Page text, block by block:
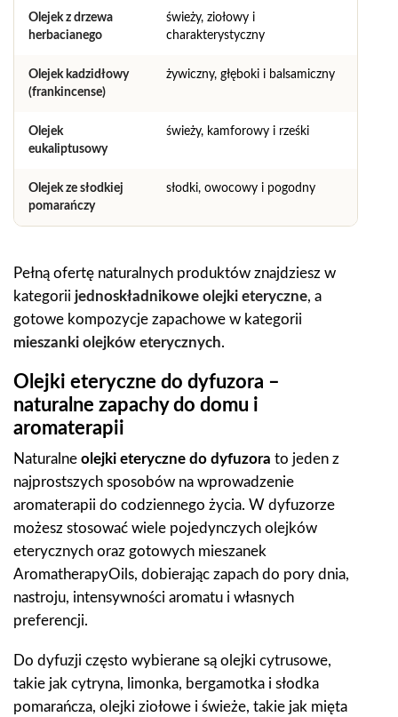
Olejek z drzewa
herbacianego
świeży, ziołowy i
charakterystyczny
Olejek kadzidłowy
(frankincense)
żywiczny, głęboki i balsamiczny
Olejek
eukaliptusowy
świeży, kamforowy i rześki
Olejek ze słodkiej
pomarańczy
słodki, owocowy i pogodny
Pełną ofertę naturalnych produktów znajdziesz w
kategorii jednoskładnikowe olejki eteryczne, a
gotowe kompozycje zapachowe w kategorii
mieszanki olejków eterycznych.
Olejki eteryczne do dyfuzora –
naturalne zapachy do domu i
aromaterapii
Naturalne olejki eteryczne do dyfuzora to jeden z
najprostszych sposobów na wprowadzenie
aromaterapii do codziennego życia. W dyfuzorze
możesz stosować wiele pojedynczych olejków
eterycznych oraz gotowych mieszanek
AromatherapyOils, dobierając zapach do pory dnia,
nastroju, intensywności aromatu i własnych
preferencji.
Do dyfuzji często wybierane są olejki cytrusowe,
takie jak cytryna, limonka, bergamotka i słodka
pomarańcza, olejki ziołowe i świeże, takie jak mięta